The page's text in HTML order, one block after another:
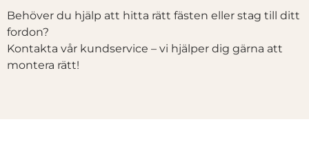
Behöver du hjälp att hitta rätt fästen eller stag till ditt
fordon?
Kontakta vår kundservice – vi hjälper dig gärna att
montera rätt!